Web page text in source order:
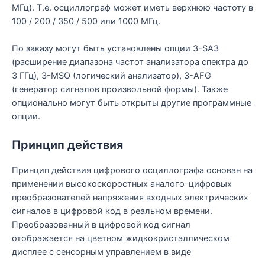
МГц). Т.е. осциллограф может иметь верхнюю частоту в
100 / 200 / 350 / 500 или 1000 МГц.
По заказу могут быть установлены опции 3-SA3
(расширение диапазона частот анализатора спектра до
3 ГГц), 3-MSO (логический анализатор), 3-AFG
(генератор сигналов произвольной формы). Также
опционально могут быть открыты другие программные
опции.
Принцип действия
Принцип действия цифрового осциллографа основан на
применении высокоскоростных аналого-цифровых
преобразователей напряжения входных электрических
сигналов в цифровой код в реальном времени.
Преобразованный в цифровой код сигнал
отображается на цветном жидкокристаллическом
дисплее с сенсорным управлением в виде